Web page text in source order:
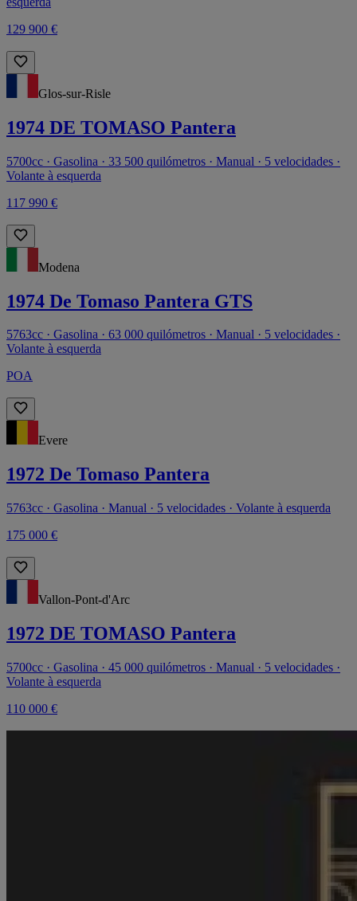
129 900 €
Glos-sur-Risle
1974 DE TOMASO Pantera
5700cc · Gasolina · 33 500 quilómetros · Manual · 5 velocidades ·
Volante à esquerda
117 990 €
Modena
1974 De Tomaso Pantera GTS
5763cc · Gasolina · 63 000 quilómetros · Manual · 5 velocidades ·
Volante à esquerda
POA
Evere
1972 De Tomaso Pantera
5763cc · Gasolina · Manual · 5 velocidades · Volante à esquerda
175 000 €
Vallon-Pont-d'Arc
1972 DE TOMASO Pantera
5700cc · Gasolina · 45 000 quilómetros · Manual · 5 velocidades ·
Volante à esquerda
110 000 €